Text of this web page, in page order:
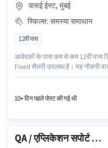
वासई ईस्ट, मुंबई
स्किल्स: समस्या समाधान
12वीं पास
आवेदकों के पास कम से कम 12वीं पास
Fixed सैलरी उपलब्ध है। यह नौकरी
भूमिका 0 - 6 महीने वर्ष के अनुभव वाले
10+ दिन पहले पोस्ट की गई थी
QA / एप्लिकेशन सपोर्ट इंजीनियर